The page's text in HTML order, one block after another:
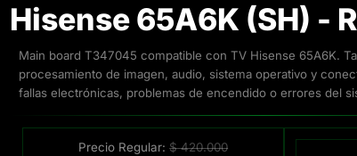
Hisense 65A6K (SH) -
Main board T347045 compatible con TV Hisense 65A6K.
procesamiento de imagen, audio, sistema operativo y
fallas electrónicas, problemas de encendido o errores del
Precio Regular:$420.000